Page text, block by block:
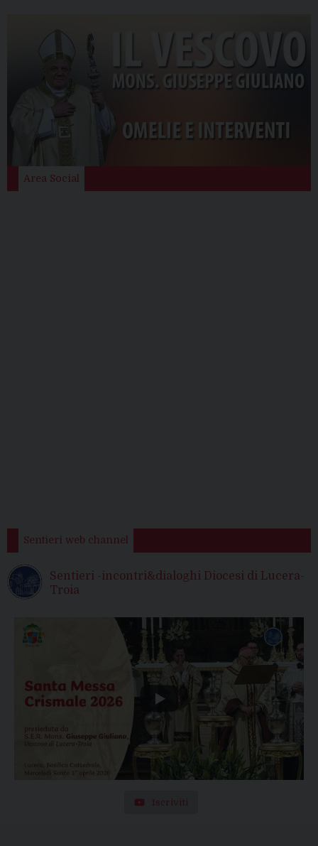
Area Social
Sentieri web channel
Sentieri -incontri&dialoghi Diocesi di Lucera-
Troia
Iscriviti